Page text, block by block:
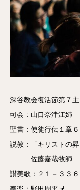
深谷教会復活節第７
司会：山口奈津江姉
聖書：使徒行伝１章
説教：「キリストの昇
佐藤嘉哉牧師
讃美歌：２１－３３６